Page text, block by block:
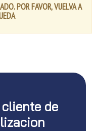
POR FAVOR, VUELVA A
de